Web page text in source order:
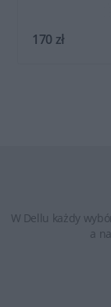
170 zł
W Dellu każdy
a